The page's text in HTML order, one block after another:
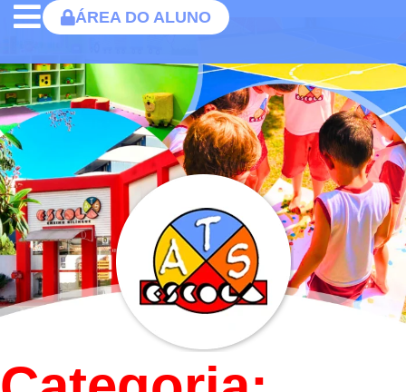
ÁREA DO ALUNO